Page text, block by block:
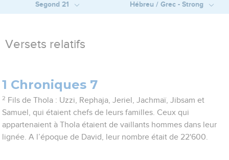
Segond 21 Hébreu / Grec - Strong
Versets relatifs
1 Chroniques 7
2 Fils de Thola : Uzzi, Rephaja, Jeriel, Jachmaï, Jibsam et
Samuel, qui étaient chefs de leurs familles. Ceux qui
appartenaient à Thola étaient de vaillants hommes dans leur
lignée. A l’époque de David, leur nombre était de 22'600.